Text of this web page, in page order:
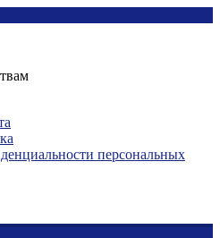
персональных